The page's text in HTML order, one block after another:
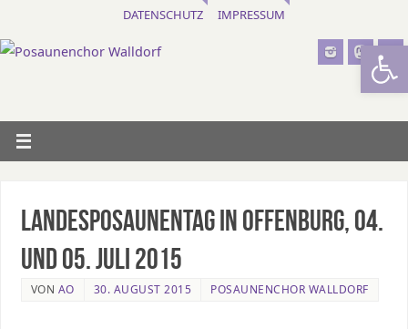
DATENSCHUTZ IMPRESSUM
Landesposaunentag in Offenburg, 04.
und 05. Juli 2015
VON AO 30. AUGUST 2015 POSAUNENCHOR WALLDORF